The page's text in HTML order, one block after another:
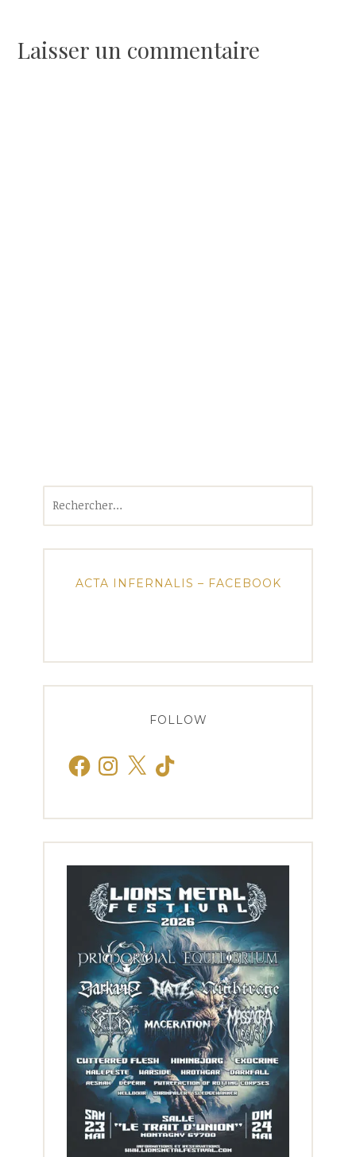
l’article
Laisser un commentaire
ACTA INFERNALIS – FACEBOOK
FOLLOW
FacebookInstagram
X TikTok